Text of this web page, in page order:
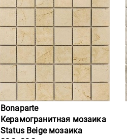
Bonaparte
Керамогранитная мозаика
Status Beige мозаика